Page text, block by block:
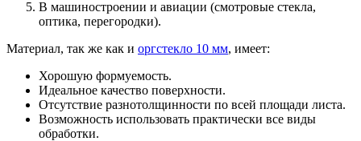
В машиностроении и авиации (смотровые стекла,
оптика, перегородки).
Материал, так же как и оргстекло 10 мм, имеет:
Хорошую формуемость.
Идеальное качество поверхности.
Отсутствие разнотолщинности по всей площади листа.
Возможность использовать практически все виды
обработки.